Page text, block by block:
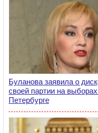
Буланова заявила о
своей партии на
Петербурге